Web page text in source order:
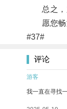
总之，加
愿您畅
#37#
评论
游客
我一直在寻找